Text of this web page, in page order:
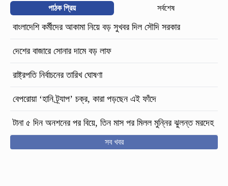
পাঠক প্রিয় সর্বশেষ
বাংলাদেশি কর্মীদের আকামা নিয়ে বড় সুখবর দিল সৌদি সরকার
দেশের বাজারে সোনার দামে বড় লাফ
রাষ্ট্রপতি নির্বাচনের তারিখ ঘোষণা
বেপরোয়া ‘হানি ট্র্যাপ’ চক্র, কারা পড়ছেন এই ফাঁদে
টানা ৫ দিন অনশনের পর বিয়ে, তিন মাস পর মিলল মুন্নির ঝুলন্ত মরদেহ
সব খবর